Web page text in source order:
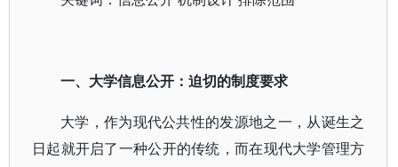
一、大学信息公开：迫切的制度要求
大学，作为现代公共性的发源地之一，从诞生之
日起就开启了一种公开的传统，而在现代大学管理方